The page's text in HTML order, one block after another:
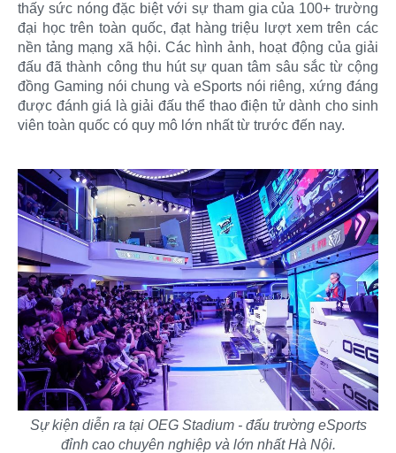
thấy sức nóng đặc biệt với sự tham gia của 100+ trường
đại học trên toàn quốc, đạt hàng triệu lượt xem trên các
nền tảng mạng xã hội. Các hình ảnh, hoạt động của giải
đấu đã thành công thu hút sự quan tâm sâu sắc từ cộng
đồng Gaming nói chung và eSports nói riêng, xứng đáng
được đánh giá là giải đấu thể thao điện tử dành cho sinh
viên toàn quốc có quy mô lớn nhất từ trước đến nay.
Sự kiện diễn ra tại OEG Stadium - đấu trường eSports
đỉnh cao chuyên nghiệp và lớn nhất Hà Nội.